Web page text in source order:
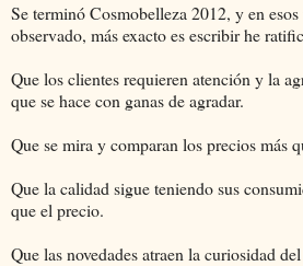
Se terminó Cosmobelleza 2012, y en
observado, más exacto es escribir he
Que los clientes requieren atención y la
que se hace con ganas de agradar.
Que se mira y comparan los precios más
Que la calidad sigue teniendo sus
que el precio.
Que las novedades atraen la curiosidad